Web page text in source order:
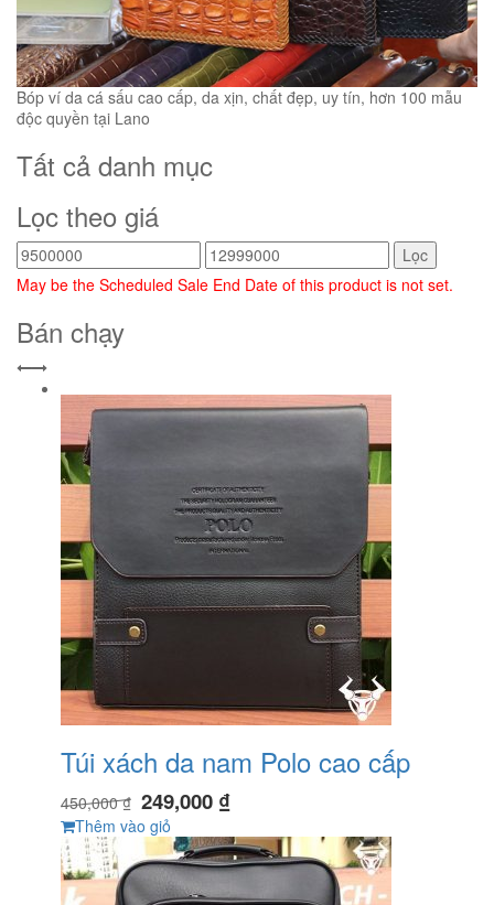
Bóp ví da cá sấu cao cấp, da xịn, chất đẹp, uy tín, hơn 100 mẫu
độc quyền tại Lano
Tất cả danh mục
Lọc theo giá
Lọc
May be the Scheduled Sale End Date of this product is not set.
Bán chạy
Túi xách da nam Polo cao cấp
450,000₫ 249,000 ₫
Thêm vào giỏ